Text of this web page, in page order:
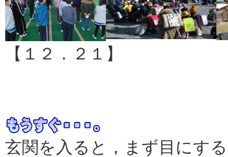
【１２．２１】
玄関を入ると，まず目にす